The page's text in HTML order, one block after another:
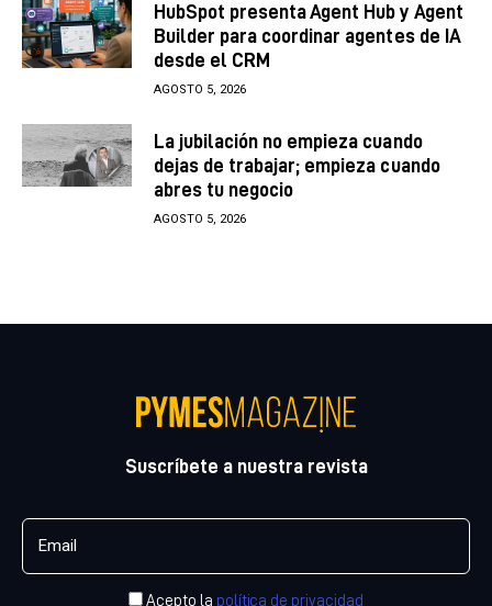
HubSpot presenta Agent Hub y Agent
Builder para coordinar agentes de IA
desde el CRM
AGOSTO 5, 2026
La jubilación no empieza cuando
dejas de trabajar; empieza cuando
abres tu negocio
AGOSTO 5, 2026
Suscríbete a nuestra revista
Acepto la política de privacidad